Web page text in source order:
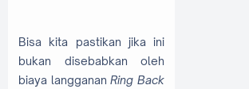
Bisa kita pastikan jika ini
bukan disebabkan oleh
biaya langgananRing Back